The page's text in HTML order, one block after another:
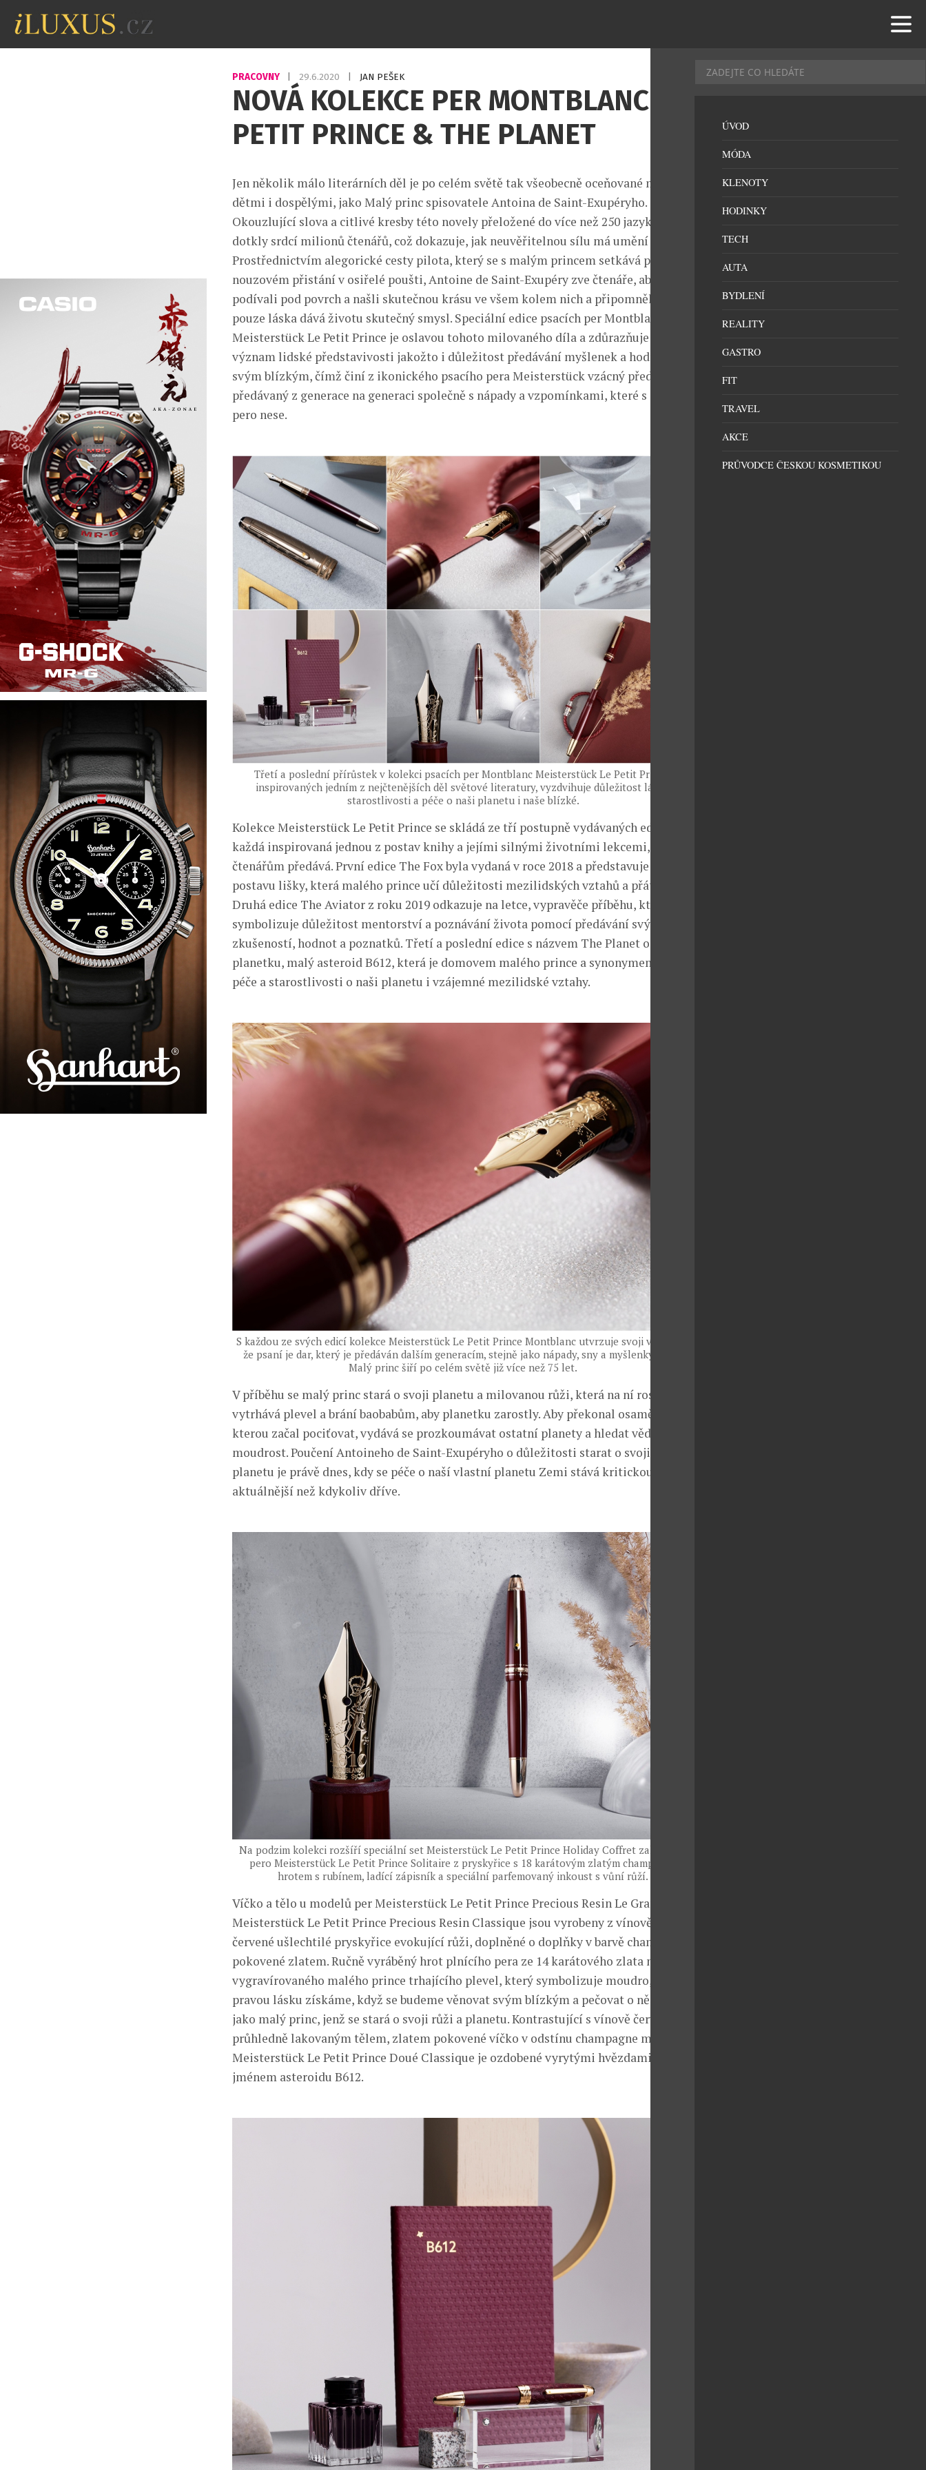
PRACOVNY 29.6.2020 JAN PEŠEK
NOVÁ KOLEKCE PER MONTBLANC LE
PETIT PRINCE & THE PLANET
Jen několik málo literárních děl je po celém světě tak všeobecně oceňované mezi
dětmi i dospělými, jako Malý princ spisovatele Antoina de Saint-Exupéryho.
Okouzlující slova a citlivé kresby této novely přeložené do více než 250 jazyků se
dotkly srdcí milionů čtenářů, což dokazuje, jak neuvěřitelnou sílu má umění psaní.
Prostřednictvím alegorické cesty pilota, který se s malým princem setkává po
nouzovém přistání v osiřelé poušti, Antoine de Saint-Exupéry zve čtenáře, aby se
podívali pod povrch a našli skutečnou krásu ve všem kolem nich a připomněli si, že
pouze láska dává životu skutečný smysl. Speciální edice psacích per Montblanc
Meisterstück Le Petit Prince je oslavou tohoto milovaného díla a zdůrazňuje
význam lidské představivosti jakožto i důležitost předávání myšlenek a hodnot
svým blízkým, čímž činí z ikonického psacího pera Meisterstück vzácný předmět
předávaný z generace na generaci společně s nápady a vzpomínkami, které s sebou
pero nese.
Třetí a poslední přírůstek v kolekci psacích per Montblanc Meisterstück Le Petit Prince,
inspirovaných jedním z nejčtenějších děl světové literatury, vyzdvihuje důležitost lásky,
starostlivosti a péče o naši planetu i naše blízké.
Kolekce Meisterstück Le Petit Prince se skládá ze tří postupně vydávaných edicí,
každá inspirovaná jednou z postav knihy a jejími silnými životními lekcemi, které
čtenářům předává. První edice The Fox byla vydaná v roce 2018 a představuje
postavu lišky, která malého prince učí důležitosti mezilidských vztahů a přátelství.
Druhá edice The Aviator z roku 2019 odkazuje na letce, vypravěče příběhu, který
symbolizuje důležitost mentorství a poznávání života pomocí předávání svých
zkušeností, hodnot a poznatků. Třetí a poslední edice s názvem The Planet oslavuje
planetku, malý asteroid B612, která je domovem malého prince a synonymem lásky,
péče a starostlivosti o naši planetu i vzájemné mezilidské vztahy.
S každou ze svých edicí kolekce Meisterstück Le Petit Prince Montblanc utvrzuje svoji víru v to,
že psaní je dar, který je předáván dalším generacím, stejně jako nápady, sny a myšlenky, které
Malý princ šiří po celém světě již více než 75 let.
V příběhu se malý princ stará o svoji planetu a milovanou růži, která na ní roste,
vytrhává plevel a brání baobabům, aby planetku zarostly. Aby překonal osamělost,
kterou začal pociťovat, vydává se prozkoumávat ostatní planety a hledat vědění a
moudrost. Poučení Antoineho de Saint-Exupéryho o důležitosti starat o svoji
planetu je právě dnes, kdy se péče o naší vlastní planetu Zemi stává kritickou,
aktuálnější než kdykoliv dříve.
Na podzim kolekci rozšíří speciální set Meisterstück Le Petit Prince Holiday Coffret zahrnující
pero Meisterstück Le Petit Prince Solitaire z pryskyřice s 18 karátovým zlatým champagne
hrotem s rubínem, ladící zápisník a speciální parfemovaný inkoust s vůní růží.
Víčko a tělo u modelů per Meisterstück Le Petit Prince Precious Resin Le Grand a
Meisterstück Le Petit Prince Precious Resin Classique jsou vyrobeny z vínově
červené ušlechtilé pryskyřice evokující růži, doplněné o doplňky v barvě champagne
pokovené zlatem. Ručně vyráběný hrot plnícího pera ze 14 karátového zlata nese
vygravírovaného malého prince trhajícího plevel, který symbolizuje moudro, že
pravou lásku získáme, když se budeme věnovat svým blízkým a pečovat o ně, stejně
jako malý princ, jenž se stará o svoji růži a planetu. Kontrastující s vínově červeným
průhledně lakovaným tělem, zlatem pokovené víčko v odstínu champagne modelu
Meisterstück Le Petit Prince Doué Classique je ozdobené vyrytými hvězdami a
jménem asteroidu B612.
ÚVOD
MÓDA
KLENOTY
HODINKY
TECH
AUTA
BYDLENÍ
REALITY
GASTRO
FIT
TRAVEL
AKCE
PRŮVODCE ČESKOU KOSMETIKOU